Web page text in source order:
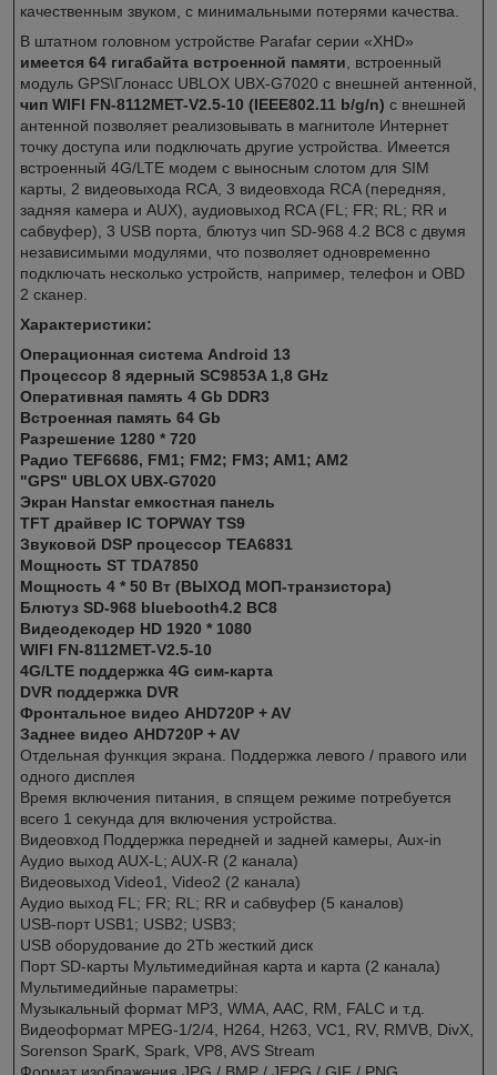
качественным звуком, с минимальными потерями качества.
В штатном головном устройстве Parafar серии «XHD»
имеется 64 гигабайта встроенной памяти , встроенный
модуль GPS\Глонасс UBLOX UBX-G7020 с внешней антенной,
чип WIFI FN-8112MET-V2.5-10 (IEEE802.11 b/g/n) с внешней
антенной позволяет реализовывать в магнитоле Интернет
точку доступа или подключать другие устройства. Имеется
встроенный 4G/LTE модем с выносным слотом для SIM
карты, 2 видеовыхода RCA, 3 видеовхода RCA (передняя,
задняя камера и AUX), аудиовыход RCA (FL; FR; RL; RR и
сабвуфер), 3 USB порта, блютуз чип SD-968 4.2 BC8 с двумя
независимыми модулями, что позволяет одновременно
подключать несколько устройств, например, телефон и OBD
2 сканер.
Характеристики:
Операционная система Android 13
Процессор 8 ядерный SC9853A 1,8 GHz
Оперативная память 4 Gb DDR3
Встроенная память 64 Gb
Разрешение 1280 * 720
Радио TEF6686, FM1; FM2; FM3; AM1; AM2
"GPS" UBLOX UBX-G7020
Экран Hanstar емкостная панель
TFT драйвер IC TOPWAY TS9
Звуковой DSP процессор TEA6831
Мощность ST TDA7850
Мощность 4 * 50 Вт (ВЫХОД МОП-транзистора)
Блютуз SD-968 bluebooth4.2 BC8
Видеодекодер HD 1920 * 1080
WIFI FN-8112MET-V2.5-10
4G/LTE поддержка 4G сим-карта
DVR поддержка DVR
Фронтальное видео AHD720P + AV
Заднее видео AHD720P + AV
Отдельная функция экрана. Поддержка левого / правого или
одного дисплея
Время включения питания, в спящем режиме потребуется
всего 1 секунда для включения устройства.
Видеовход Поддержка передней и задней камеры, Aux-in
Аудио выход AUX-L; AUX-R (2 канала)
Видеовыход Video1, Video2 (2 канала)
Аудио выход FL; FR; RL; RR и сабвуфер (5 каналов)
USB-порт USB1; USB2; USB3;
USB оборудование до 2Tb жесткий диск
Порт SD-карты Мультимедийная карта и карта (2 канала)
Мультимедийные параметры:
Музыкальный формат MP3, WMA, AAC, RM, FALC и т.д.
Видеоформат MPEG-1/2/4, H264, H263, VC1, RV, RMVB, DivX,
Sorenson SparK, Spark, VP8, AVS Stream
Формат изображения JPG / BMP / JEPG / GIF / PNG